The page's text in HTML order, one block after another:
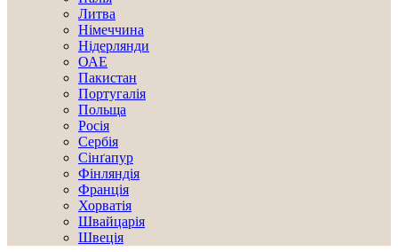
Литва
Німеччина
Нідерлянди
ОАЕ
Пакистан
Португалія
Польща
Росія
Сербія
Сінґапур
Фінляндія
Франція
Хорватія
Швайцарія
Швеція